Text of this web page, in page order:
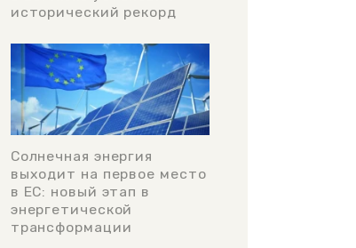
исторический рекорд
Солнечная энергия
выходит на первое место
в ЕС: новый этап в
энергетической
трансформации